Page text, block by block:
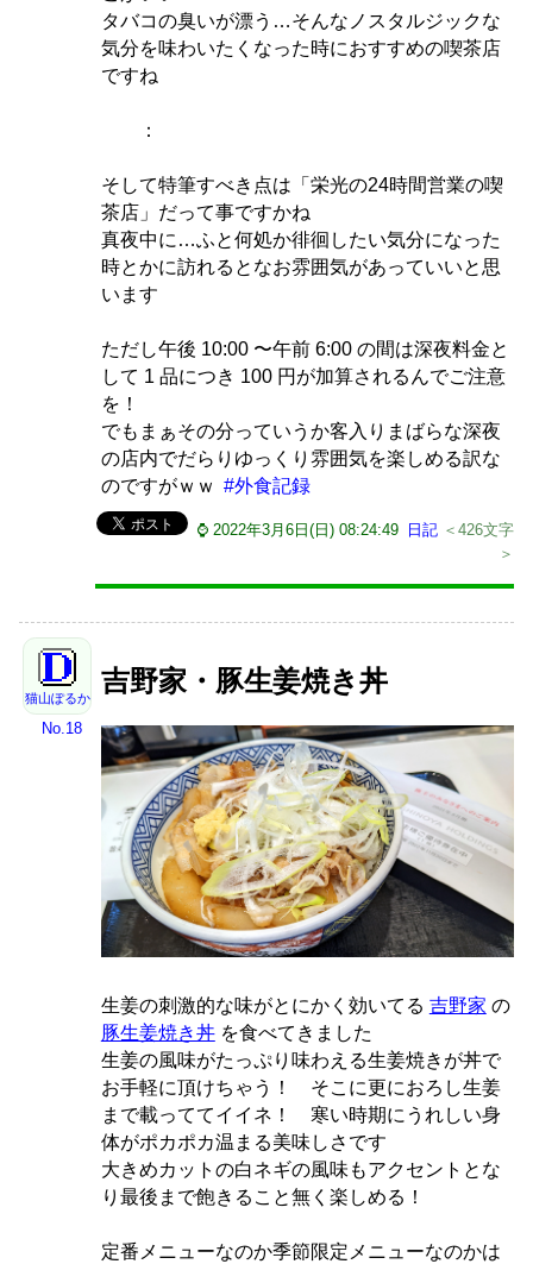
タバコの臭いが漂う…そんなノスタルジックな
気分を味わいたくなった時におすすめの喫茶店
ですね
：
そして特筆すべき点は「栄光の24時間営業の喫
茶店」だって事ですかね
真夜中に…ふと何処か徘徊したい気分になった
時とかに訪れるとなお雰囲気があっていいと思
います
ただし午後 10:00 〜午前 6:00 の間は深夜料金と
して 1 品につき 100 円が加算されるんでご注意
を！
でもまぁその分っていうか客入りまばらな深夜
の店内でだらりゆっくり雰囲気を楽しめる訳な
のですがｗｗ #外食記録
⌚ 2022年3月6日(日) 08:24:49 日記 ＜426文字
＞
猫山ぽるか
No.18
吉野家・豚生姜焼き丼
生姜の刺激的な味がとにかく効いてる 吉野家 の
豚生姜焼き丼を食べてきました
生姜の風味がたっぷり味わえる生姜焼きが丼で
お手軽に頂けちゃう！ そこに更におろし生姜
まで載っててイイネ！ 寒い時期にうれしい身
体がポカポカ温まる美味しさです
大きめカットの白ネギの風味もアクセントとな
り最後まで飽きること無く楽しめる！
定番メニューなのか季節限定メニューなのかは